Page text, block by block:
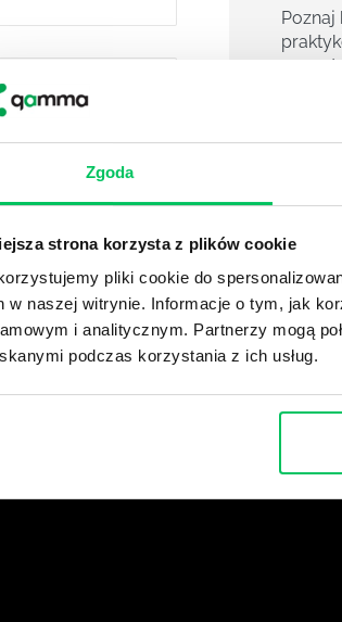
Zgoda
strona korzysta z plików cookie
pliki cookie do
w naszej witrynie. Informacje o tym, jak
i analitycznym. Partnerzy mogą
podczas korzystania z ich usług.
w